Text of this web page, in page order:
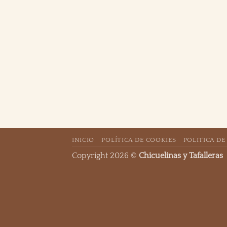
INICIO POLÍTICA DE COOKIES POLITICA
Copyright 2026 © Chicuelinas y Tafalleras